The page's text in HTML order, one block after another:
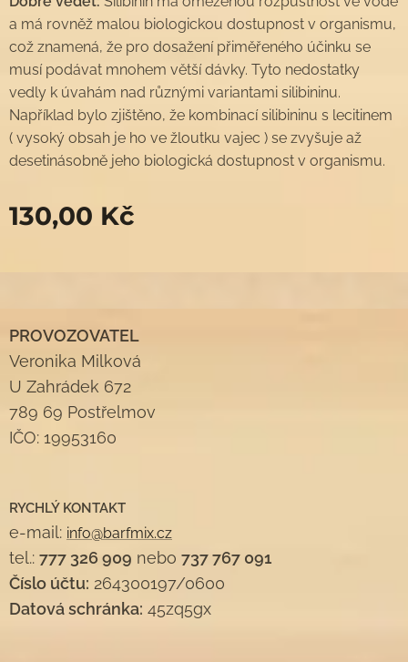
a má rovněž malou biologickou dostupnost v organismu,
což znamená, že pro dosažení přiměřeného účinku se
musí podávat mnohem větší dávky. Tyto nedostatky
vedly k úvahám nad různými variantami silibininu.
Například bylo zjištěno, že kombinací silibininu s lecitinem
( vysoký obsah je ho ve žloutku vajec ) se zvyšuje až
desetinásobně jeho biologická dostupnost v organismu.
130,00 Kč
PROVOZOVATEL
Veronika Milková
U Zahrádek 672
789 69 Postřelmov
IČO: 19953160
RYCHLÝ KONTAKT
e-mail: info@barfmix.cz
tel.: 777 326 909 nebo 737 767 091
Číslo účtu: 264300197/0600
Datová schránka: 45zq5gx